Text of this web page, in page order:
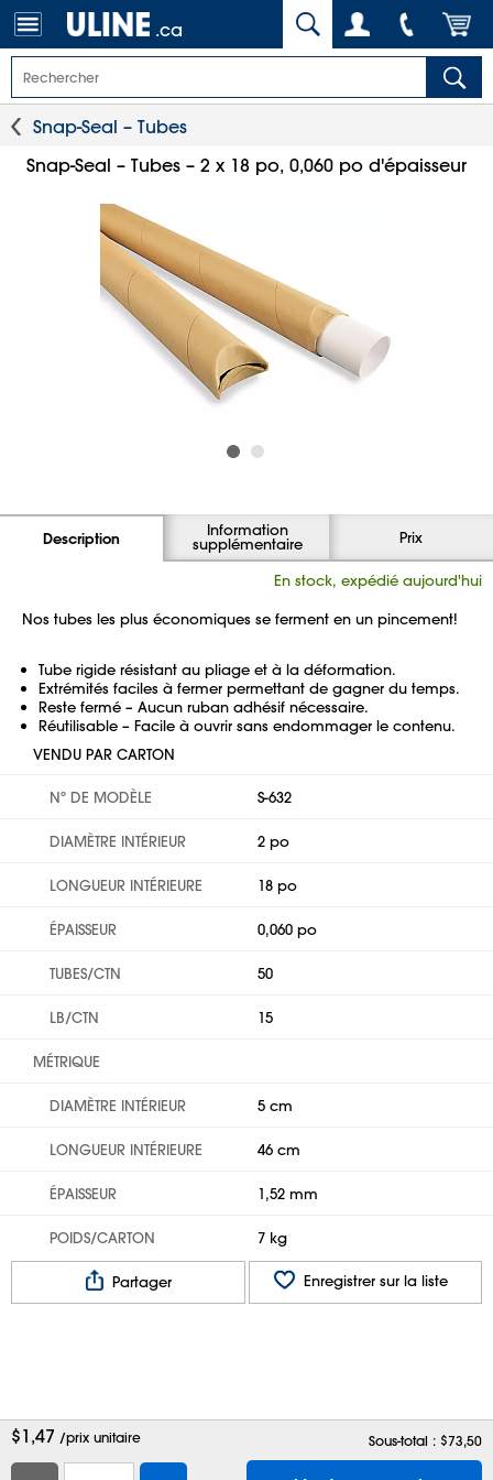
.ca
Snap-Seal – Tubes
Snap-Seal – Tubes – 2 x 18 po, 0,060 po d'épaisseur
Description Information
supplémentaire Prix
En stock, expédié aujourd'hui
Nos tubes les plus économiques se ferment en un pincement!
Tube rigide résistant au pliage et à la déformation.
Extrémités faciles à fermer permettant de gagner du temps.
Reste fermé – Aucun ruban adhésif nécessaire.
Réutilisable – Facile à ouvrir sans endommager le contenu.
VENDU PAR CARTON
Nº DE MODÈLE S-632
DIAMÈTRE INTÉRIEUR 2 po
LONGUEUR INTÉRIEURE 18 po
ÉPAISSEUR 0,060 po
TUBES/CTN 50
LB/CTN 15
MÉTRIQUE
DIAMÈTRE INTÉRIEUR 5 cm
LONGUEUR INTÉRIEURE 46 cm
ÉPAISSEUR 1,52 mm
POIDS/CARTON 7 kg
Partager Enregistrer sur la liste
$1,47 /prix unitaire Sous-total : $73,50